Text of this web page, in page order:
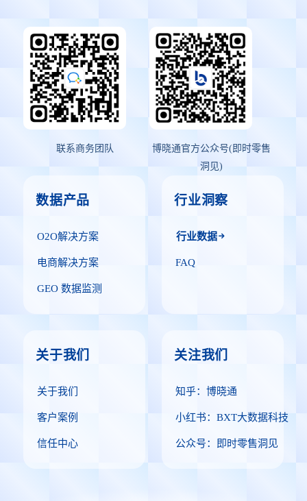
联系商务团队
博晓通官方公众号(即时零售
洞见)
数据产品
O2O解决方案
电商解决方案
GEO 数据监测
行业洞察
行业数据
FAQ
关于我们
关于我们
客户案例
信任中心
关注我们
知乎：博晓通
小红书：BXT大数据科技
公众号：即时零售洞见